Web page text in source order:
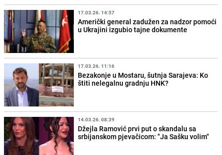
17.03.26. 14:57
Američki general zadužen za nadzor pomoći
u Ukrajini izgubio tajne dokumente
17.03.26. 11:16
Bezakonje u Mostaru, šutnja Sarajeva: Ko
štiti nelegalnu gradnju HNK?
14.03.26. 08:39
Džejla Ramović prvi put o skandalu sa
srbijanskom pjevačicom: "Ja Sašku volim"